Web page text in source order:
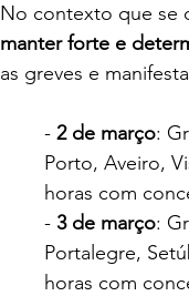
No contexto que se
manter forte e
as greves e
- 2 de março:
Porto, Aveiro,
horas com
- 3 de março:
Portalegre,
horas com